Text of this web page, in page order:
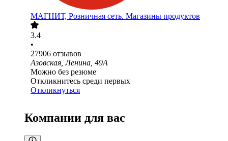
МАГНИТ, Розничная сеть. Магазины продуктов
3.4
•
27906 отзывов
Азовская, Ленина, 49А
Можно без резюме
Откликнитесь среди первых
Откликнуться
Компании для вас